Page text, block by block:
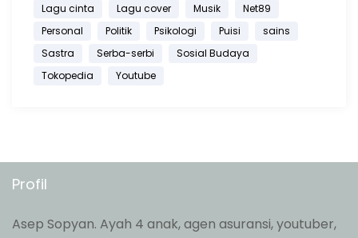
Lagu cinta
Lagu cover Musik
Net89
Personal
Politik Psikologi Puisi
sains
Sastra
Serba-serbi
Sosial Budaya
Tokopedia
Youtube
Profil
Asep Sopyan. Ayah 4 anak, agen asuransi, youtuber,